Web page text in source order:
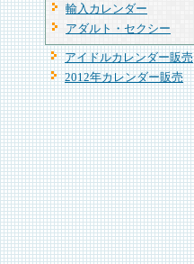
輸入カレンダー
アダルト・セクシー
アイドルカレンダー販売
2012年カレンダー販売